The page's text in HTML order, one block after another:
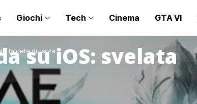
Giochi Tech Cinema GTA VI
la data di uscita
su iOS: svelata